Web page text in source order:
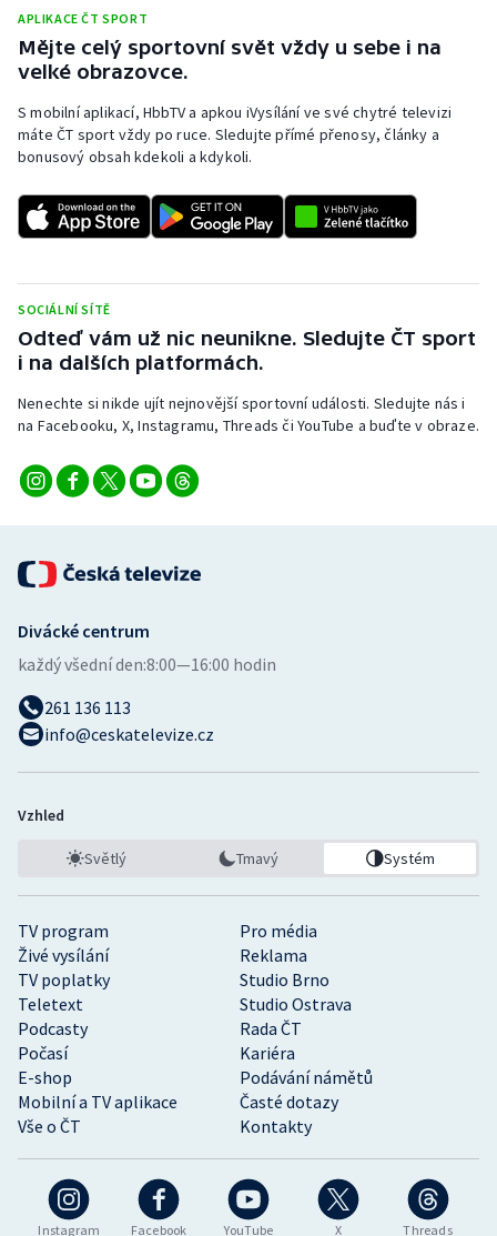
Rychlobruslení
Short track
Sportovní střelba
Triatlon
Veslování
Vodní slalom
Volejbal
Ostatní
APLIKACE ČT SPORT
Mějte celý sportovní svět vždy u sebe i na
velké obrazovce.
S mobilní aplikací, HbbTV a apkou iVysílání ve své chytré televizi
máte ČT sport vždy po ruce. Sledujte přímé přenosy, články a
bonusový obsah kdekoli a kdykoli.
SOCIÁLNÍ SÍTĚ
Odteď vám už nic neunikne. Sledujte ČT sport
i na dalších platformách.
Nenechte si nikde ujít nejnovější sportovní události. Sledujte nás i
na Facebooku, X, Instagramu, Threads či YouTube a buďte v obraze.
Instagram Facebook YouTube X Threads
TV program
Pro média
Živé vysílání
Reklama
TV poplatky
Studio Brno
Teletext
Studio Ostrava
Podcasty
Rada ČT
Počasí
Kariéra
E-shop
Podávání námětů
Mobilní a TV aplikace
Časté dotazy
Vše o ČT
Kontakty
Divácké centrum
každý všední den:8:00—16:00 hodin
261 136 113
info@ceskatelevize.cz
Vzhled
Světlý Tmavý Systém